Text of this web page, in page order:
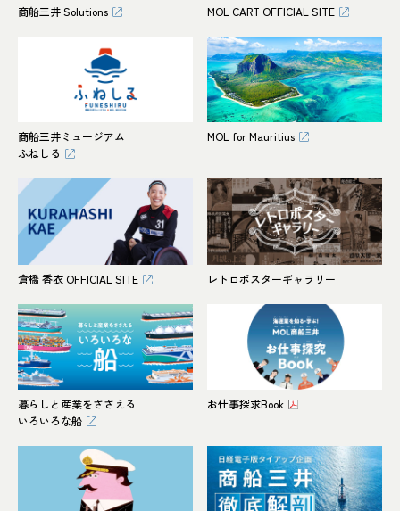
商船三井 Solutions MOL CART OFFICIAL SITE
商船三井ミュージアム
ふねしる
MOL for Mauritius
倉橋 香衣 OFFICIAL SITE レトロポスターギャラリー
暮らしと産業をささえる
いろいろな船
お仕事探求Book